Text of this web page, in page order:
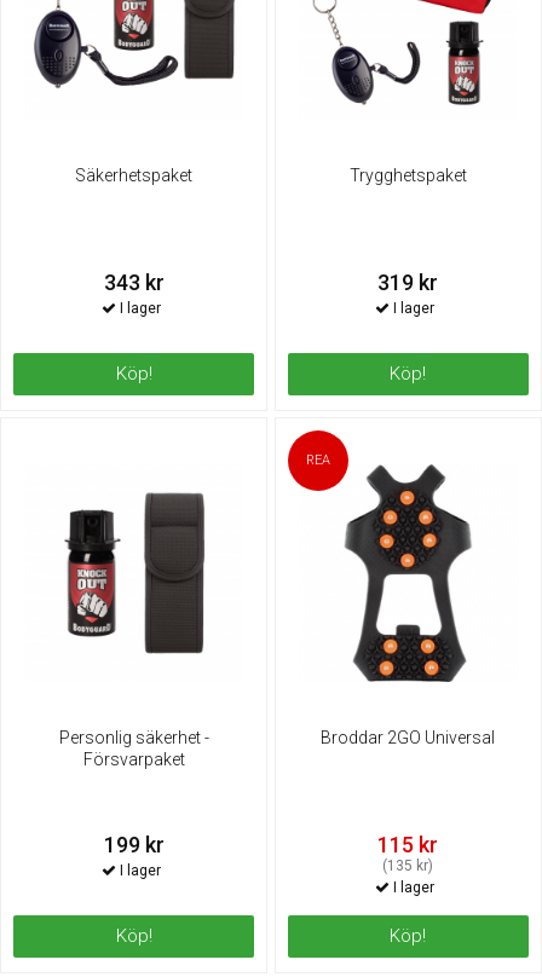
Säkerhetspaket
343 kr
Köp!
Trygghetspaket
319 kr
Köp!
Personlig säkerhet -
Försvarpaket
199 kr
Köp!
Broddar 2GO Universal
115 kr
(135 kr)
Köp!